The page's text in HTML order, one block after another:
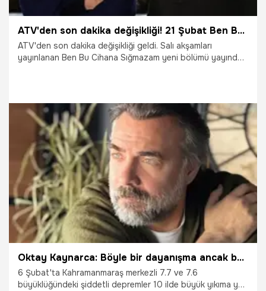
ATV'den son dakika değişikliği! 21 Şubat Ben Bu Cihana Sığmazam yeni bölümü iptal edildi
ATV'den son dakika değişikliği geldi. Salı akşamları
yayınlanan Ben Bu Cihana Sığmazam yeni bölümü yayından
ekrana gelecek?
21.02.2023 Televizyon
Oktay Kaynarca: Böyle bir dayanışma ancak bu topraklara mahsustur
6 Şubat'ta Kahramanmaraş merkezli 7.7 ve 7.6
büyüklüğündeki şiddetli depremler 10 ilde büyük yıkıma yol